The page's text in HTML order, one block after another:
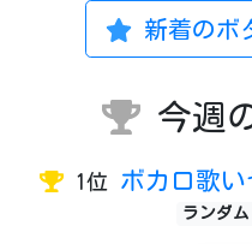
新着のボ
今週
1位 ボカロ歌
ランダム